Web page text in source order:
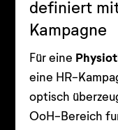
definiert
Kampagne
Für eine
eine HR-
optisch
OoH-Bereich